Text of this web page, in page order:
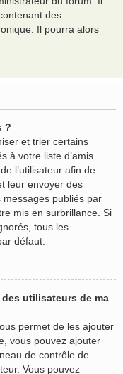
des
Il pourra alors
?
et trier certains
à votre liste d’amis
l’utilisateur afin de
leur envoyer des
messages publiés par
mis en surbrillance. Si
tous les
défaut.
utilisateurs de ma
permet de les ajouter
vous pouvez ajouter
de contrôle de
Vous pouvez